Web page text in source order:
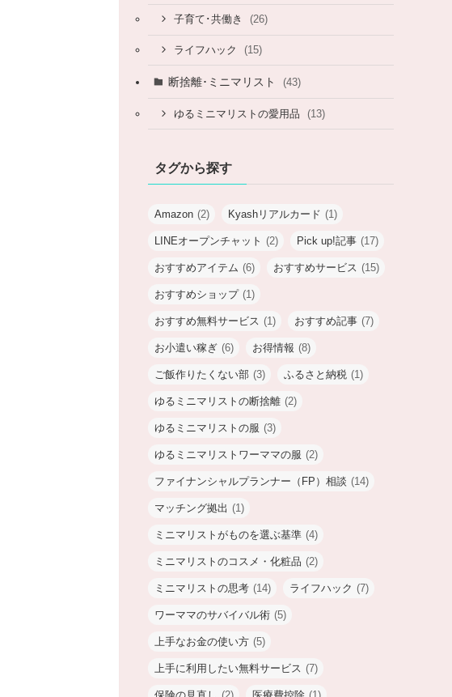
子育て･共働き (26)
ライフハック (15)
断捨離･ミニマリスト (43)
ゆるミニマリストの愛用品 (13)
タグから探す
Amazon (2) Kyashリアルカード (1)
LINEオープンチャット (2) Pick up!記事 (17)
おすすめアイテム (6) おすすめサービス (15)
おすすめショップ (1)
おすすめ無料サービス (1) おすすめ記事 (7)
お小遣い稼ぎ (6) お得情報 (8)
ご飯作りたくない部 (3) ふるさと納税 (1)
ゆるミニマリストの断捨離 (2)
ゆるミニマリストの服 (3)
ゆるミニマリストワーママの服 (2)
ファイナンシャルプランナー（FP）相談 (14)
マッチング拠出 (1)
ミニマリストがものを選ぶ基準 (4)
ミニマリストのコスメ・化粧品 (2)
ミニマリストの思考 (14) ライフハック (7)
ワーママのサバイバル術 (5)
上手なお金の使い方 (5)
上手に利用したい無料サービス (7)